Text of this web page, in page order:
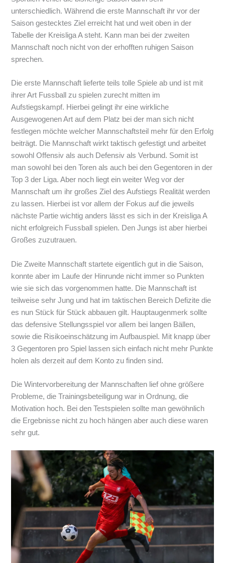
unterschiedlich. Während die erste Mannschaft ihr vor der
Saison gestecktes Ziel erreicht hat und weit oben in der
Tabelle der Kreisliga A steht. Kann man bei der zweiten
Mannschaft noch nicht von der erhofften ruhigen Saison
sprechen.
Die erste Mannschaft lieferte teils tolle Spiele ab und ist mit
ihrer Art Fussball zu spielen zurecht mitten im
Aufstiegskampf. Hierbei gelingt ihr eine wirkliche
Ausgewogenen Art auf dem Platz bei der man sich nicht
festlegen möchte welcher Mannschaftsteil mehr für den Erfolg
beiträgt. Die Mannschaft wirkt taktisch gefestigt und arbeitet
sowohl Offensiv als auch Defensiv als Verbund. Somit ist
man sowohl bei den Toren als auch bei den Gegentoren in der
Top 3 der Liga. Aber noch liegt ein weiter Weg vor der
Mannschaft um ihr großes Ziel des Aufstiegs Realität werden
zu lassen. Hierbei ist vor allem der Fokus auf die jeweils
nächste Partie wichtig anders lässt es sich in der Kreisliga A
nicht erfolgreich Fussball spielen. Den Jungs ist aber hierbei
Großes zuzutrauen.
Die Zweite Mannschaft startete eigentlich gut in die Saison,
konnte aber im Laufe der Hinrunde nicht immer so Punkten
wie sie sich das vorgenommen hatte. Die Mannschaft ist
teilweise sehr Jung und hat im taktischen Bereich Defizite die
es nun Stück für Stück abbauen gilt. Hauptaugenmerk sollte
das defensive Stellungsspiel vor allem bei langen Bällen,
sowie die Risikoeinschätzung im Aufbauspiel. Mit knapp über
3 Gegentoren pro Spiel lassen sich einfach nicht mehr Punkte
holen als derzeit auf dem Konto zu finden sind.
Die Wintervorbereitung der Mannschaften lief ohne größere
Probleme, die Trainingsbeteiligung war in Ordnung, die
Motivation hoch. Bei den Testspielen sollte man gewöhnlich
die Ergebnisse nicht zu hoch hängen aber auch diese waren
sehr gut.